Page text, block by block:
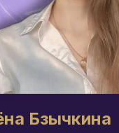
Бзычкина